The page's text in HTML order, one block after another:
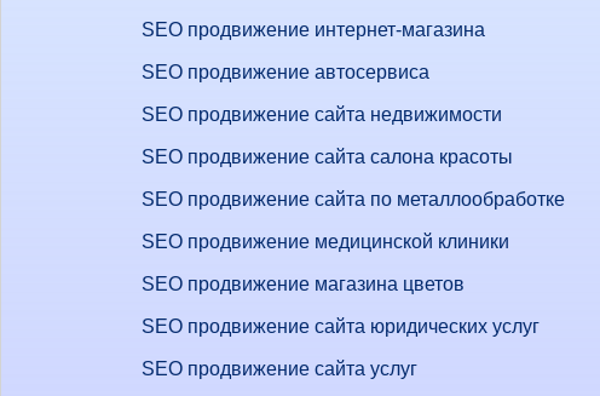
SEO продвижение интернет-магазина
SEO продвижение автосервиса
SEO продвижение сайта недвижимости
SEO продвижение сайта салона красоты
SEO продвижение сайта по металлообработке
SEO продвижение медицинской клиники
SEO продвижение магазина цветов
SEO продвижение сайта юридических услуг
SEO продвижение сайта услуг